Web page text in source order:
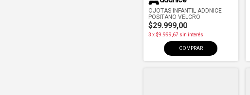
OJOTAS INFANTIL ADDNICE
POSITANO VELCRO
$29.999,00
3 x$9.999,67 sin interés
COMPRAR